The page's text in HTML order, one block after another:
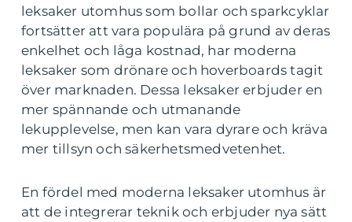
leksaker utomhus som bollar och sparkcyklar
fortsätter att vara populära på grund av deras
enkelhet och låga kostnad, har moderna
leksaker som drönare och hoverboards tagit
över marknaden. Dessa leksaker erbjuder en
mer spännande och utmanande
lekupplevelse, men kan vara dyrare och kräva
mer tillsyn och säkerhetsmedvetenhet.
En fördel med moderna leksaker utomhus är
att de integrerar teknik och erbjuder nya sätt